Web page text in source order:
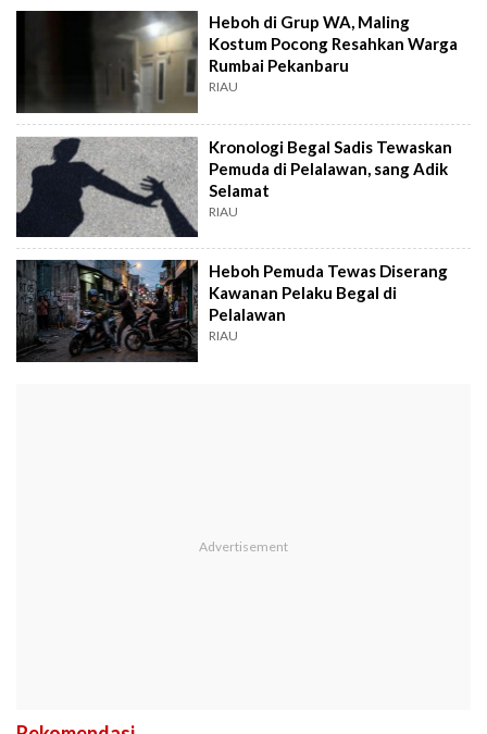
Heboh di Grup WA, Maling
Kostum Pocong Resahkan Warga
Rumbai Pekanbaru
RIAU
Kronologi Begal Sadis Tewaskan
Pemuda di Pelalawan, sang Adik
Selamat
RIAU
Heboh Pemuda Tewas Diserang
Kawanan Pelaku Begal di
Pelalawan
RIAU